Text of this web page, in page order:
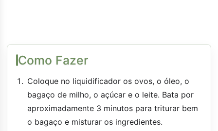
Como Fazer
Coloque no liquidificador os ovos, o óleo, o
bagaço de milho, o açúcar e o leite. Bata por
aproximadamente 3 minutos para triturar bem
o bagaço e misturar os ingredientes.